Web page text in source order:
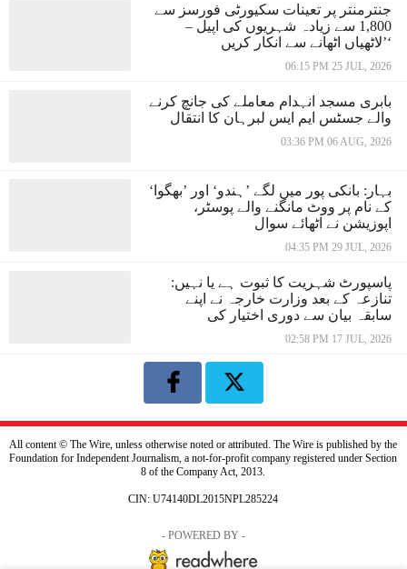
جنترمنتر پر تعینات سکیورٹی فورسز سے
1,800 سے زیادہ شہریوں کی اپیل –
’لاٹھیاں اٹھانے سے انکار کریں‘
06:15 PM 25 JUL, 2026
بابری مسجد انہدام معاملے کی جانچ کرنے
والے جسٹس ایم ایس لبرہان کا انتقال
03:36 PM 06 AUG, 2026
بہار: بانکی پور میں لگے ’ہندو‘ اور ’بھگوا‘
کے نام پر ووٹ مانگنے والے پوسٹر،
اپوزیشن نے اٹھائے سوال
04:35 PM 29 JUL, 2026
پاسپورٹ شہریت کا ثبوت ہے یا نہیں:
تنازعہ کے بعد وزارت خارجہ نے اپنے
سابقہ بیان سے دوری اختیار کی
02:58 PM 17 JUL, 2026
All content © The Wire, unless otherwise noted or attributed. The Wire is published by the
Foundation for Independent Journalism, a not-for-profit company registered under Section
8 of the Company Act, 2013.
CIN: U74140DL2015NPL285224
- POWERED BY -